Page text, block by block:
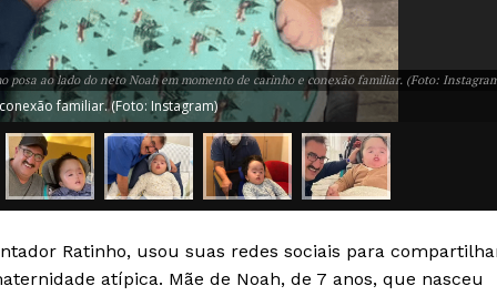
PRO
Company
Sobre Nós
Anuncie
posa ao lado do neto Noah em momento de carinho e conexão familiar. (Foto:
familiar. (Foto: Instagram)
Ratinho, usou suas redes sociais para
atípica. Mãe de Noah, de 7 anos, que nasceu